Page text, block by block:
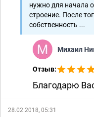
нужно для начала
строение. После
собственность ...
Михаил
Отзыв:
Благодарю
28.02.2018, 05:31